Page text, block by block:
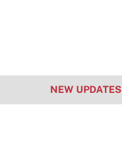
NEW UPDATES